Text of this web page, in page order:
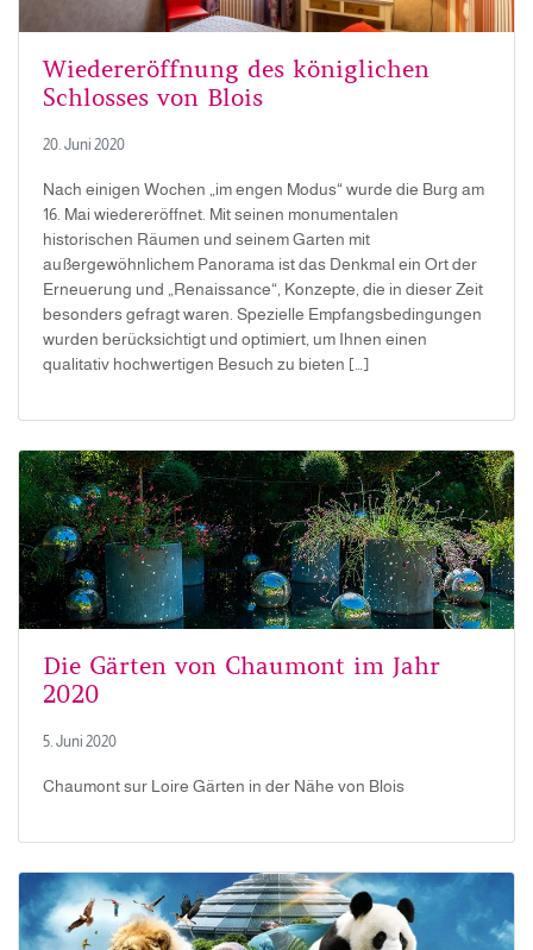
Wiedereröffnung des königlichen
Schlosses von Blois
20. Juni 2020
Nach einigen Wochen „im engen Modus“ wurde die Burg am
16. Mai wiedereröffnet. Mit seinen monumentalen
historischen Räumen und seinem Garten mit
außergewöhnlichem Panorama ist das Denkmal ein Ort der
Erneuerung und „Renaissance“, Konzepte, die in dieser Zeit
besonders gefragt waren. Spezielle Empfangsbedingungen
wurden berücksichtigt und optimiert, um Ihnen einen
qualitativ hochwertigen Besuch zu bieten […]
Die Gärten von Chaumont im Jahr
2020
5. Juni 2020
Chaumont sur Loire Gärten in der Nähe von Blois